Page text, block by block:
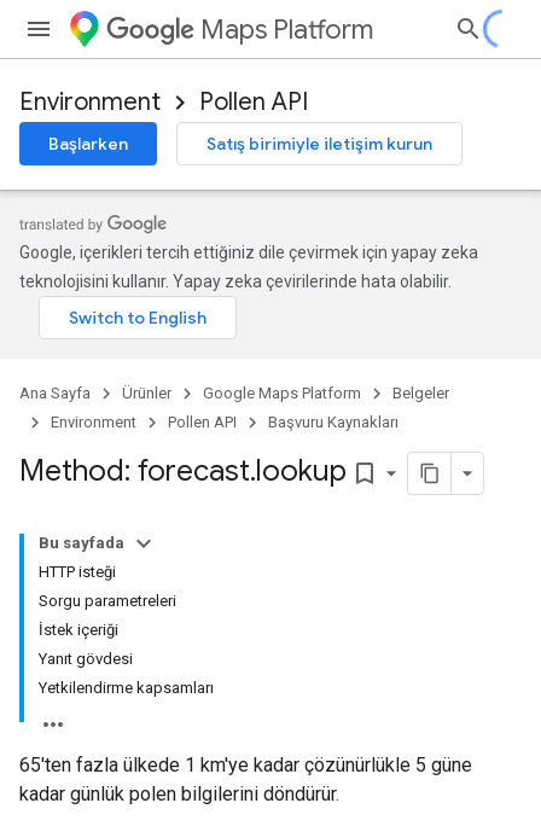
Maps Platform
Environment Pollen API
Başlarken Satış birimiyle iletişim kurun
Google, içerikleri tercih ettiğiniz dile çevirmek için yapay zeka
teknolojisini kullanır. Yapay zeka çevirilerinde hata olabilir.
Ana Sayfa Ürünler Google Maps Platform
Belgeler
Environment
Pollen API Başvuru Kaynakları
Method: forecast.lookup bookmark_border
Bu sayfada
HTTP isteği
Sorgu parametreleri
İstek içeriği
Yanıt gövdesi
Yetkilendirme kapsamları
65'ten fazla ülkede 1 km'ye kadar çözünürlükle 5 güne
kadar günlük polen bilgilerini döndürür.